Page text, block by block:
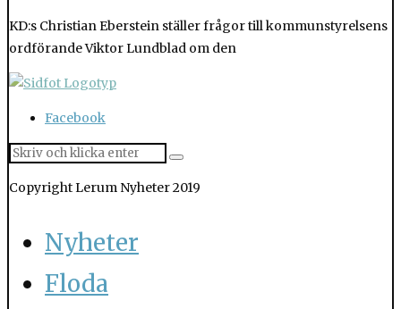
KD:s Christian Eberstein ställer frågor till kommunstyrelsens
ordförande Viktor Lundblad om den
Facebook
Copyright Lerum Nyheter 2019
Nyheter
Floda